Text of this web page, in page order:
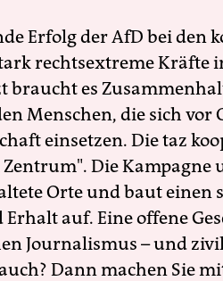
Erfolg der AfD bei den
rechtsextreme Kräfte
braucht es
Menschen, die sich vor
einsetzen. Die taz
Die Kampagne
Orte und baut einen
Erhalt auf. Eine offene
Journalismus – und
Dann machen Sie